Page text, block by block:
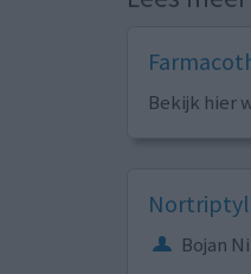
Bekijk hier
Bojan